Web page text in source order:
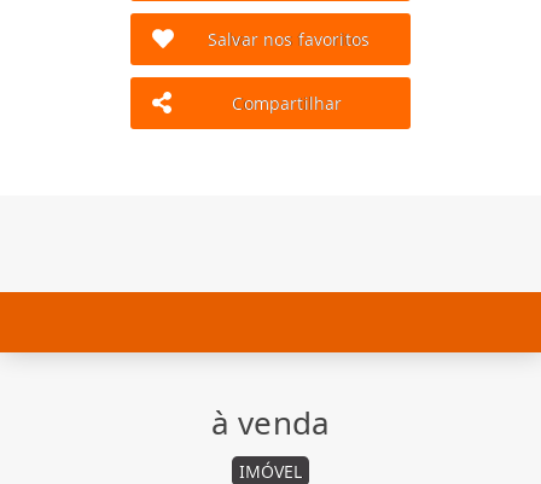
Salvar nos favoritos
Compartilhar
à venda
IMÓVEL